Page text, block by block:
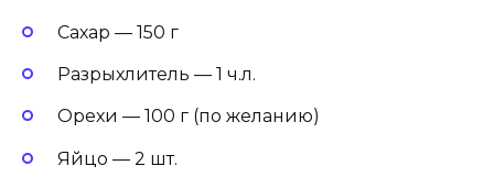
Сахар — 150 г
Разрыхлитель — 1 ч.л.
Орехи — 100 г (по желанию)
Яйцо — 2 шт.